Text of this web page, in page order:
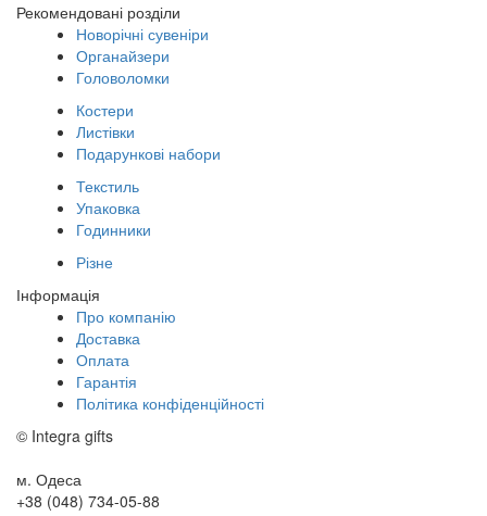
Рекомендовані розділи
Новорічні сувеніри
Органайзери
Головоломки
Костери
Листівки
Подарункові набори
Текстиль
Упаковка
Годинники
Різне
Інформація
Про компанію
Доставка
Оплата
Гарантія
Політика конфіденційності
© Integra gifts
м. Одеса
+38 (048) 734-05-88